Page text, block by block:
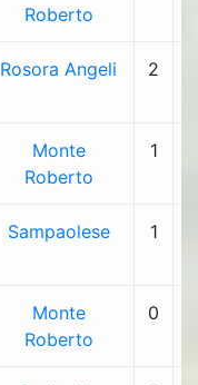
Roberto
Rosora Angeli 2
Monte
Roberto
1
Sampaolese 1
Monte
Roberto
0